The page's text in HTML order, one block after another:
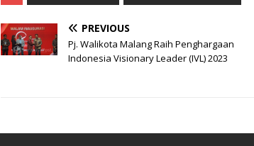
PREVIOUS
Pj. Walikota Malang Raih Penghargaan
Indonesia Visionary Leader (IVL) 2023